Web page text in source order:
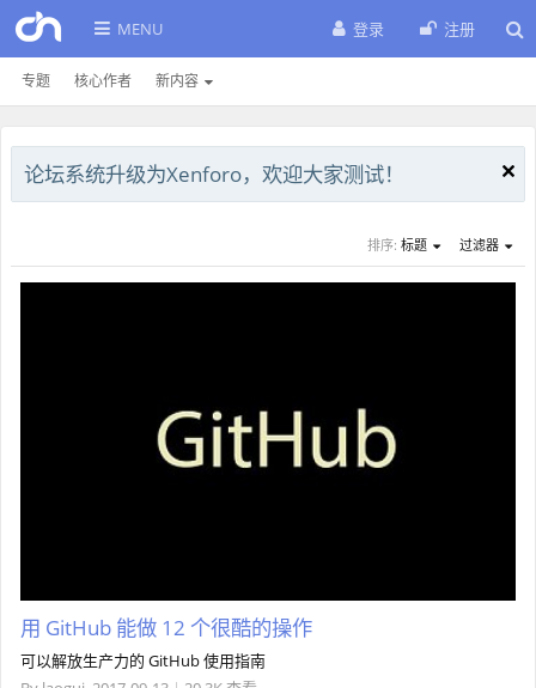
MENU
专题 核心作者 新内容
登录 注册
论坛系统升级为Xenforo，欢迎大家测试！
排序: 标题 过滤器
用 GitHub 能做 12 个很酷的操作
可以解放生产力的 GitHub 使用指南